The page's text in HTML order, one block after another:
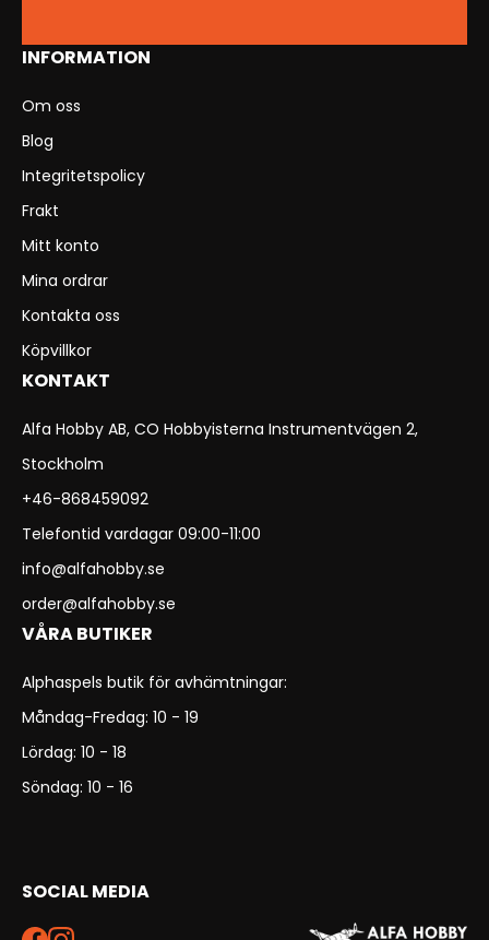
INFORMATION
Om oss
Blog
Integritetspolicy
Frakt
Mitt konto
Mina ordrar
Kontakta oss
Köpvillkor
KONTAKT
Alfa Hobby AB, CO Hobbyisterna Instrumentvägen 2,
Stockholm
+46-868459092
Telefontid vardagar 09:00-11:00
info@alfahobby.se
order@alfahobby.se
VÅRA BUTIKER
Alphaspels butik för avhämtningar:
Måndag-Fredag: 10 - 19
Lördag: 10 - 18
Söndag: 10 - 16
SOCIAL MEDIA